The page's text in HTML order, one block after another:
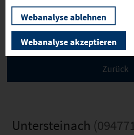
Kommunale Infrastruktur
Untersteinach
Webanalyse ablehnen
Webanalyse akzeptieren